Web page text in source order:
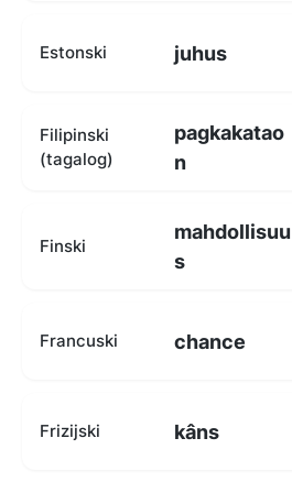
Estonski juhus
Filipinski
(tagalog)
pagkakatao
n
Finski
mahdollisuu
s
Francuski chance
Frizijski kâns